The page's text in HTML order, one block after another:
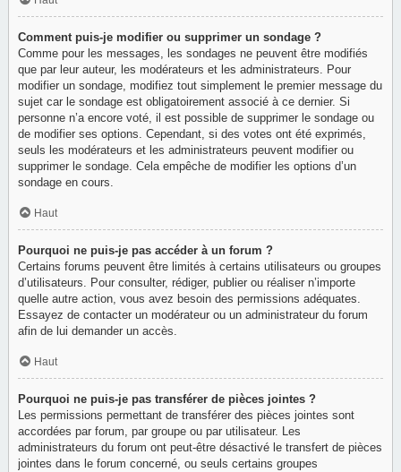
Comment puis-je modifier ou supprimer un sondage ?
Comme pour les messages, les sondages ne peuvent être modifiés
que par leur auteur, les modérateurs et les administrateurs. Pour
modifier un sondage, modifiez tout simplement le premier message du
sujet car le sondage est obligatoirement associé à ce dernier. Si
personne n’a encore voté, il est possible de supprimer le sondage ou
de modifier ses options. Cependant, si des votes ont été exprimés,
seuls les modérateurs et les administrateurs peuvent modifier ou
supprimer le sondage. Cela empêche de modifier les options d’un
sondage en cours.
Haut
Pourquoi ne puis-je pas accéder à un forum ?
Certains forums peuvent être limités à certains utilisateurs ou groupes
d’utilisateurs. Pour consulter, rédiger, publier ou réaliser n’importe
quelle autre action, vous avez besoin des permissions adéquates.
Essayez de contacter un modérateur ou un administrateur du forum
afin de lui demander un accès.
Haut
Pourquoi ne puis-je pas transférer de pièces jointes ?
Les permissions permettant de transférer des pièces jointes sont
accordées par forum, par groupe ou par utilisateur. Les
administrateurs du forum ont peut-être désactivé le transfert de pièces
jointes dans le forum concerné, ou seuls certains groupes